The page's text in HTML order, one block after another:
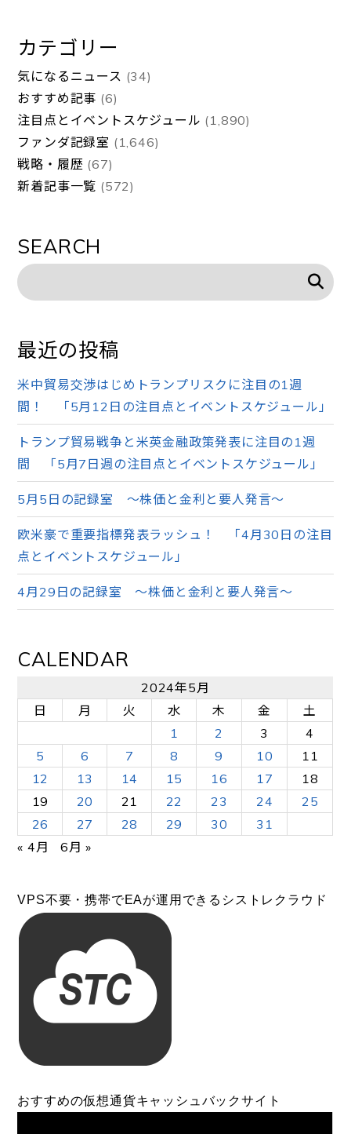
カテゴリー
気になるニュース (34)
おすすめ記事 (6)
注目点とイベントスケジュール (1,890)
ファンダ記録室 (1,646)
戦略・履歴 (67)
新着記事一覧 (572)
SEARCH
最近の投稿
米中貿易交渉はじめトランプリスクに注目の1週
間！ 「5月12日の注目点とイベントスケジュール」
トランプ貿易戦争と米英金融政策発表に注目の1週
間 「5月7日週の注目点とイベントスケジュール」
5月5日の記録室 ～株価と金利と要人発言～
欧米豪で重要指標発表ラッシュ！ 「4月30日の注目
点とイベントスケジュール」
4月29日の記録室 ～株価と金利と要人発言～
CALENDAR
2024年5月
日
月 火 水 木 金
土
1
2 3
4
5
6 7 8 9 10
11
12
13 14 15 16 17
18
19
20 21 22 23 24
25
26
27 28 29 30
31
« 4月
6月 »
VPS不要・携帯でEAが運用できるシストレクラウド
おすすめの仮想通貨キャッシュバックサイト